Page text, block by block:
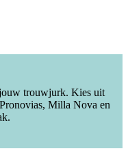
trouwjurk. Kies uit
Milla Nova en